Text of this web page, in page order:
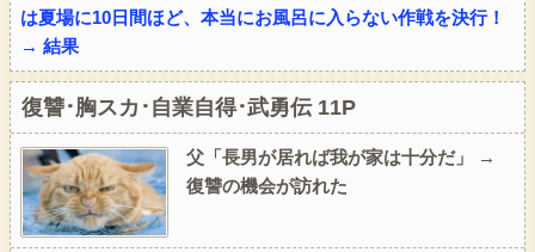
は夏場に10日間ほど、本当にお風呂に入らない作戦を決行！
→ 結果
復讐･胸スカ･自業自得･武勇伝 11P
父「長男が居れば我が家は十分だ」 →
復讐の機会が訪れた